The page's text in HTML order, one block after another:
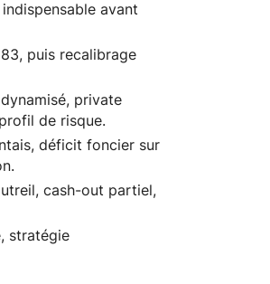
avant
puis recalibrage
private
de risque.
déficit foncier sur
cash-out partiel,
stratégie